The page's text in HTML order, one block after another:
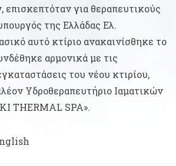
για θεραπευτικούς
της Ελλάδας Ελ.
αυτό κτίριο ανακαινίσθηκε το
αρμονικά με τις
του νέου κτιρίου,
Υδροθεραπευτήριο Ιαματικών
THERMAL SPA».